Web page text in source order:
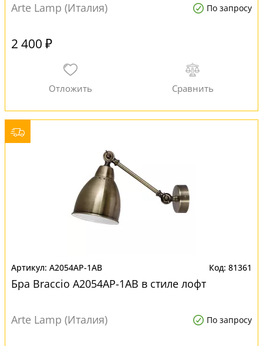
Arte Lamp (Италия) По запросу
2 400 ₽
A2054AP-1AB 81361
Бра Braccio A2054AP-1AB в стиле лофт
Arte Lamp (Италия) По запросу